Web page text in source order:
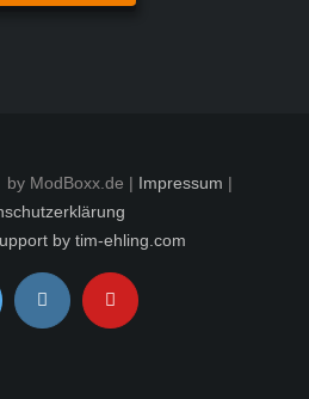
ModBoxx.de | Impressum |
by tim-ehling.com
InstagramYouTube